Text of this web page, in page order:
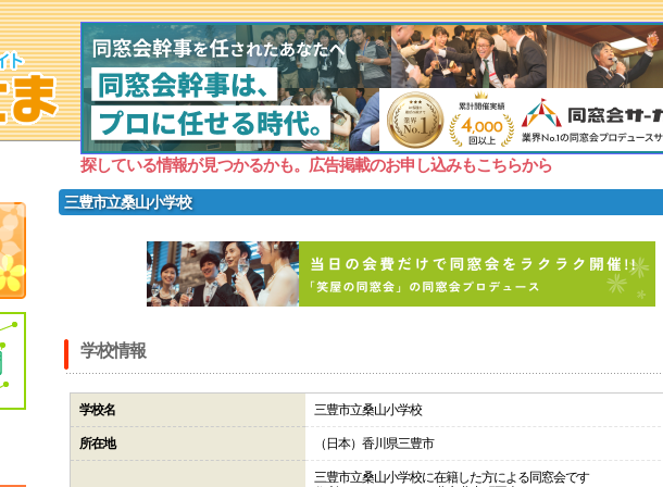
探している情報が見つかるかも。広告掲載のお申し込みもこちらから
三豊市立桑山小学校
学校情報
学校名 三豊市立桑山小学校
所在地 （日本）香川県三豊市
三豊市立桑山小学校に在籍した方による同窓会です